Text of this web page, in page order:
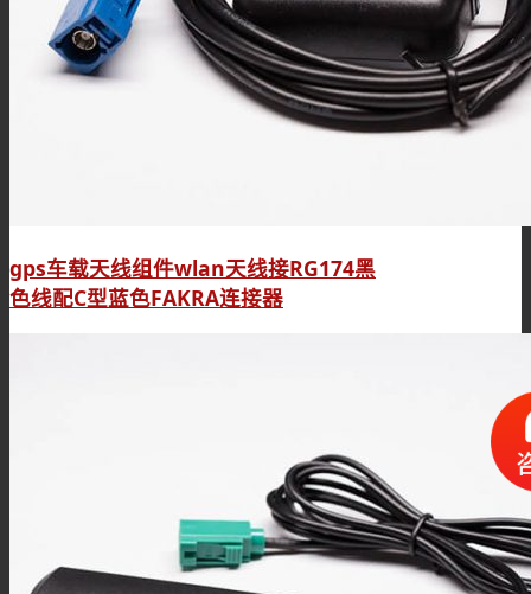
gps车载天线组件wlan天线接RG174黑
色线配C型蓝色FAKRA连接器